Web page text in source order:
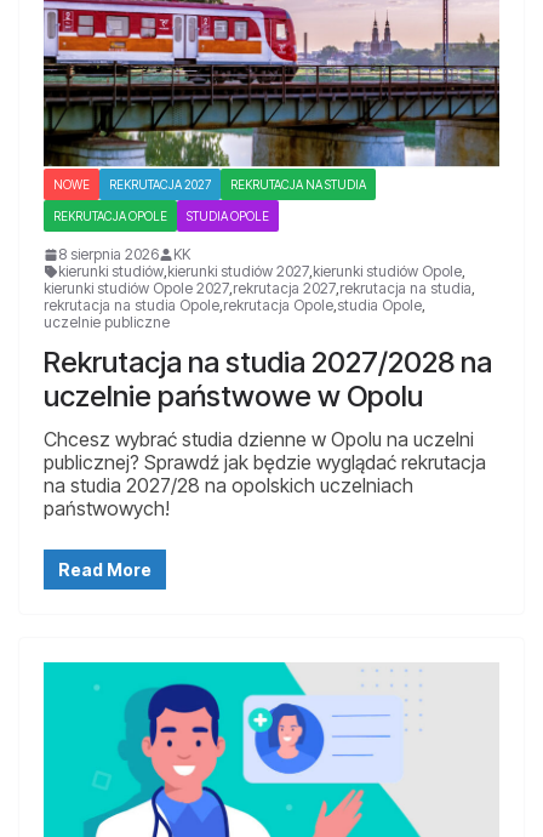
NOWE REKRUTACJA 2027 REKRUTACJA NA STUDIA
REKRUTACJA OPOLE STUDIA OPOLE
8 sierpnia 2026
KK
kierunki studiów,kierunki studiów 2027,kierunki studiów Opole,
kierunki studiów Opole 2027,rekrutacja 2027,rekrutacja na studia,
rekrutacja na studia Opole,rekrutacja Opole,studia Opole,
uczelnie publiczne
Rekrutacja na studia 2027/2028 na
uczelnie państwowe w Opolu
Chcesz wybrać studia dzienne w Opolu na uczelni
publicznej? Sprawdź jak będzie wyglądać rekrutacja
na studia 2027/28 na opolskich uczelniach
państwowych!
Read More